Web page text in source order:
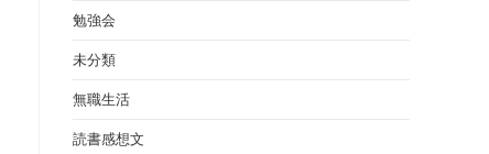
勉強会
未分類
無職生活
読書感想文